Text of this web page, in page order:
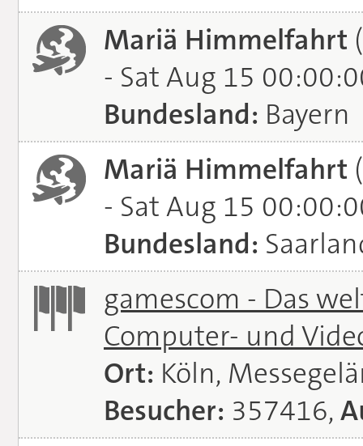
Mariä Himmelfahrt
- Sat Aug 15
Bundesland: Bayern
Mariä Himmelfahrt
- Sat Aug 15
Bundesland:
gamescom - Das
Computer- und
Ort: Köln,
Besucher: 357416,